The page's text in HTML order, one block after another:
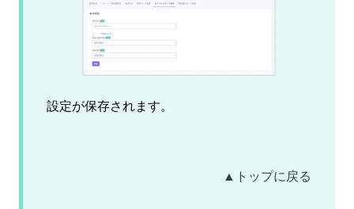
設定が保存されます。
▲トップに戻る